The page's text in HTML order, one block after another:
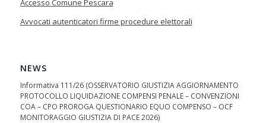
Accesso Comune Pescara
Avvocati autenticatori firme procedure elettorali
NEWS
Informativa 111/26 (OSSERVATORIO GIUSTIZIA AGGIORNAMENTO
PROTOCOLLO LIQUIDAZIONE COMPENSI PENALE – CONVENZIONI
COA – CPO PROROGA QUESTIONARIO EQUO COMPENSO – OCF
MONITORAGGIO GIUSTIZIA DI PACE 2026)